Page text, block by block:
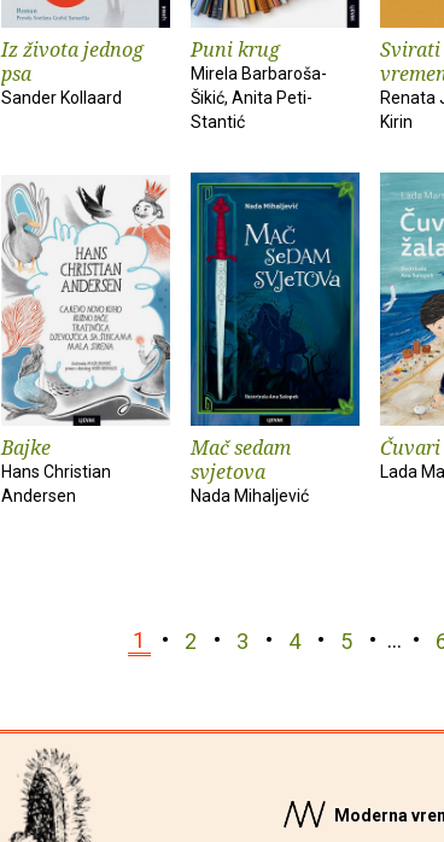
Iz života jednog
psa
Sander Kollaard
Puni krug
Mirela Barbaroša-
Šikić, Anita Peti-
Stantić
Svirati
Renata
Kirin
Bajke
Hans Christian
Andersen
Mač sedam
svjetova
Nada Mihaljević
Lada
1 2 3 4 5 …
Moderna